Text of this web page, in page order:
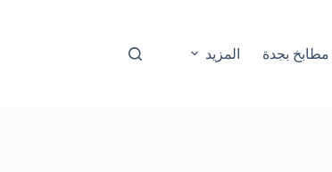
مطابخ بجدة المزيد